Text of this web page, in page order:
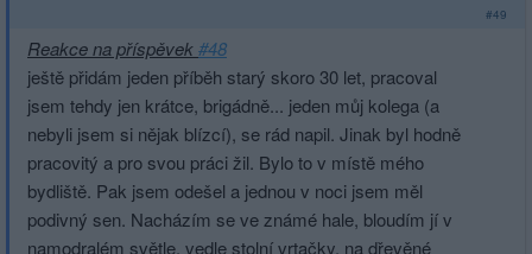
#49
Reakce na příspěvek#48
ještě přidám jeden příběh starý skoro 30 let, pracoval
jsem tehdy jen krátce, brigádně... jeden můj kolega (a
nebyli jsem si nějak blízcí), se rád napil. Jinak byl hodně
pracovitý a pro svou práci žil. Bylo to v místě mého
bydliště. Pak jsem odešel a jednou v noci jsem měl
podivný sen. Nacházím se ve známé hale, bloudím jí v
namodralém světle, vedle stolní vrtačky, na dřevěné